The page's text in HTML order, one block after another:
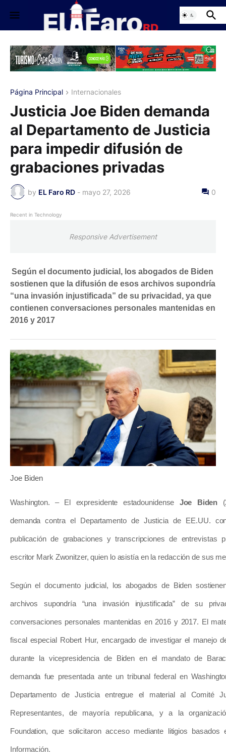
Página Principal Internacionales
Justicia Joe Biden demanda
al Departamento de Justicia
para impedir difusión de
grabaciones privadas
by EL Faro RD - mayo 27, 2026 0
Recent in Technology
Responsive Advertisement
Según el documento judicial, los abogados de Biden
sostienen que la difusión de esos archivos supondría
“una invasión injustificada” de su privacidad, ya que
contienen conversaciones personales mantenidas en
2016 y 2017
Joe Biden
Washington. – El expresidente estadounidense Joe Biden
demanda contra el Departamento de Justicia de EE.UU.
publicación de grabaciones y transcripciones de entrevistas
escritor Mark Zwonitzer, quien lo asistía en la redacción de sus
Según el documento judicial, los abogados de Biden
archivos supondría “una invasión injustificada” de su
conversaciones personales mantenidas en 2016 y 2017. El
fiscal especial Robert Hur, encargado de investigar el manejo
durante la vicepresidencia de Biden en el mandato de
demanda fue presentada ante un tribunal federal en
Departamento de Justicia entregue el material al Comité
Representantes, de mayoría republicana, y a la
Foundation, que solicitaron acceso mediante litigios
Información.